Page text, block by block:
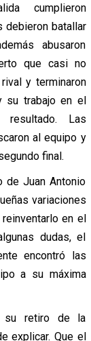
cumplieron
debieron batallar
abusaron
que casi no
y terminaron
su trabajo en el
resultado. Las
al equipo y
final.
de Juan Antonio
variaciones
en el
dudas, el
encontró las
a su máxima
su retiro de la
explicar. Que el